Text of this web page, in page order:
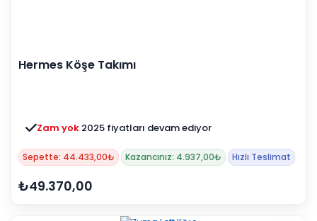
Hermes Köşe Takımı
Zam yok 2025 fiyatları devam ediyor
Sepette: 44.433,00₺ Kazancınız: 4.937,00₺ Hızlı Teslimat
₺49.370,00